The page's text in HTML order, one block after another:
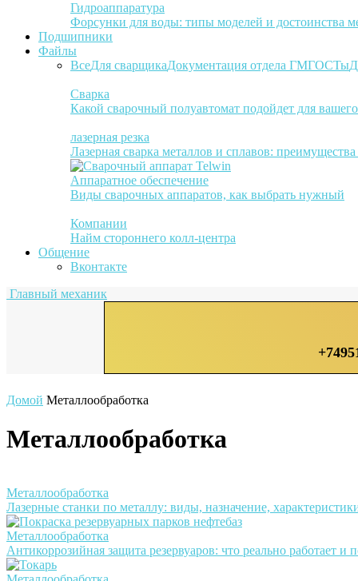
Гидроаппаратура
Форсунки для воды: типы моделей и достоинства
Подшипники
Файлы
ВсеДля сварщикаДокументация отдела ГМГОСТы
Сварка
Какой сварочный полуавтомат подойдет для
лазерная резка
Лазерная сварка металлов и сплавов:
Аппаратное обеспечение
Виды сварочных аппаратов, как выбрать нужный
Компании
Найм стороннего колл-центра
Общение
Вконтакте
Главный механик
Домой Металлообработка
Металлообработка
Металлообработка
Лазерные станки по металлу: виды, назначение,
Металлообработка
Антикоррозийная защита резервуаров: что реально работает и